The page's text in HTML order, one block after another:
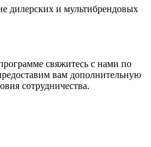
дилерских и мультибрендовых
свяжитесь с нами по
вам дополнительную
сотрудничества.